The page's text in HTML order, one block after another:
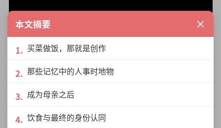
本文摘要 ×
买菜做饭，那就是创作
那些记忆中的人事时地物
成为母亲之后
饮食与最终的身份认同